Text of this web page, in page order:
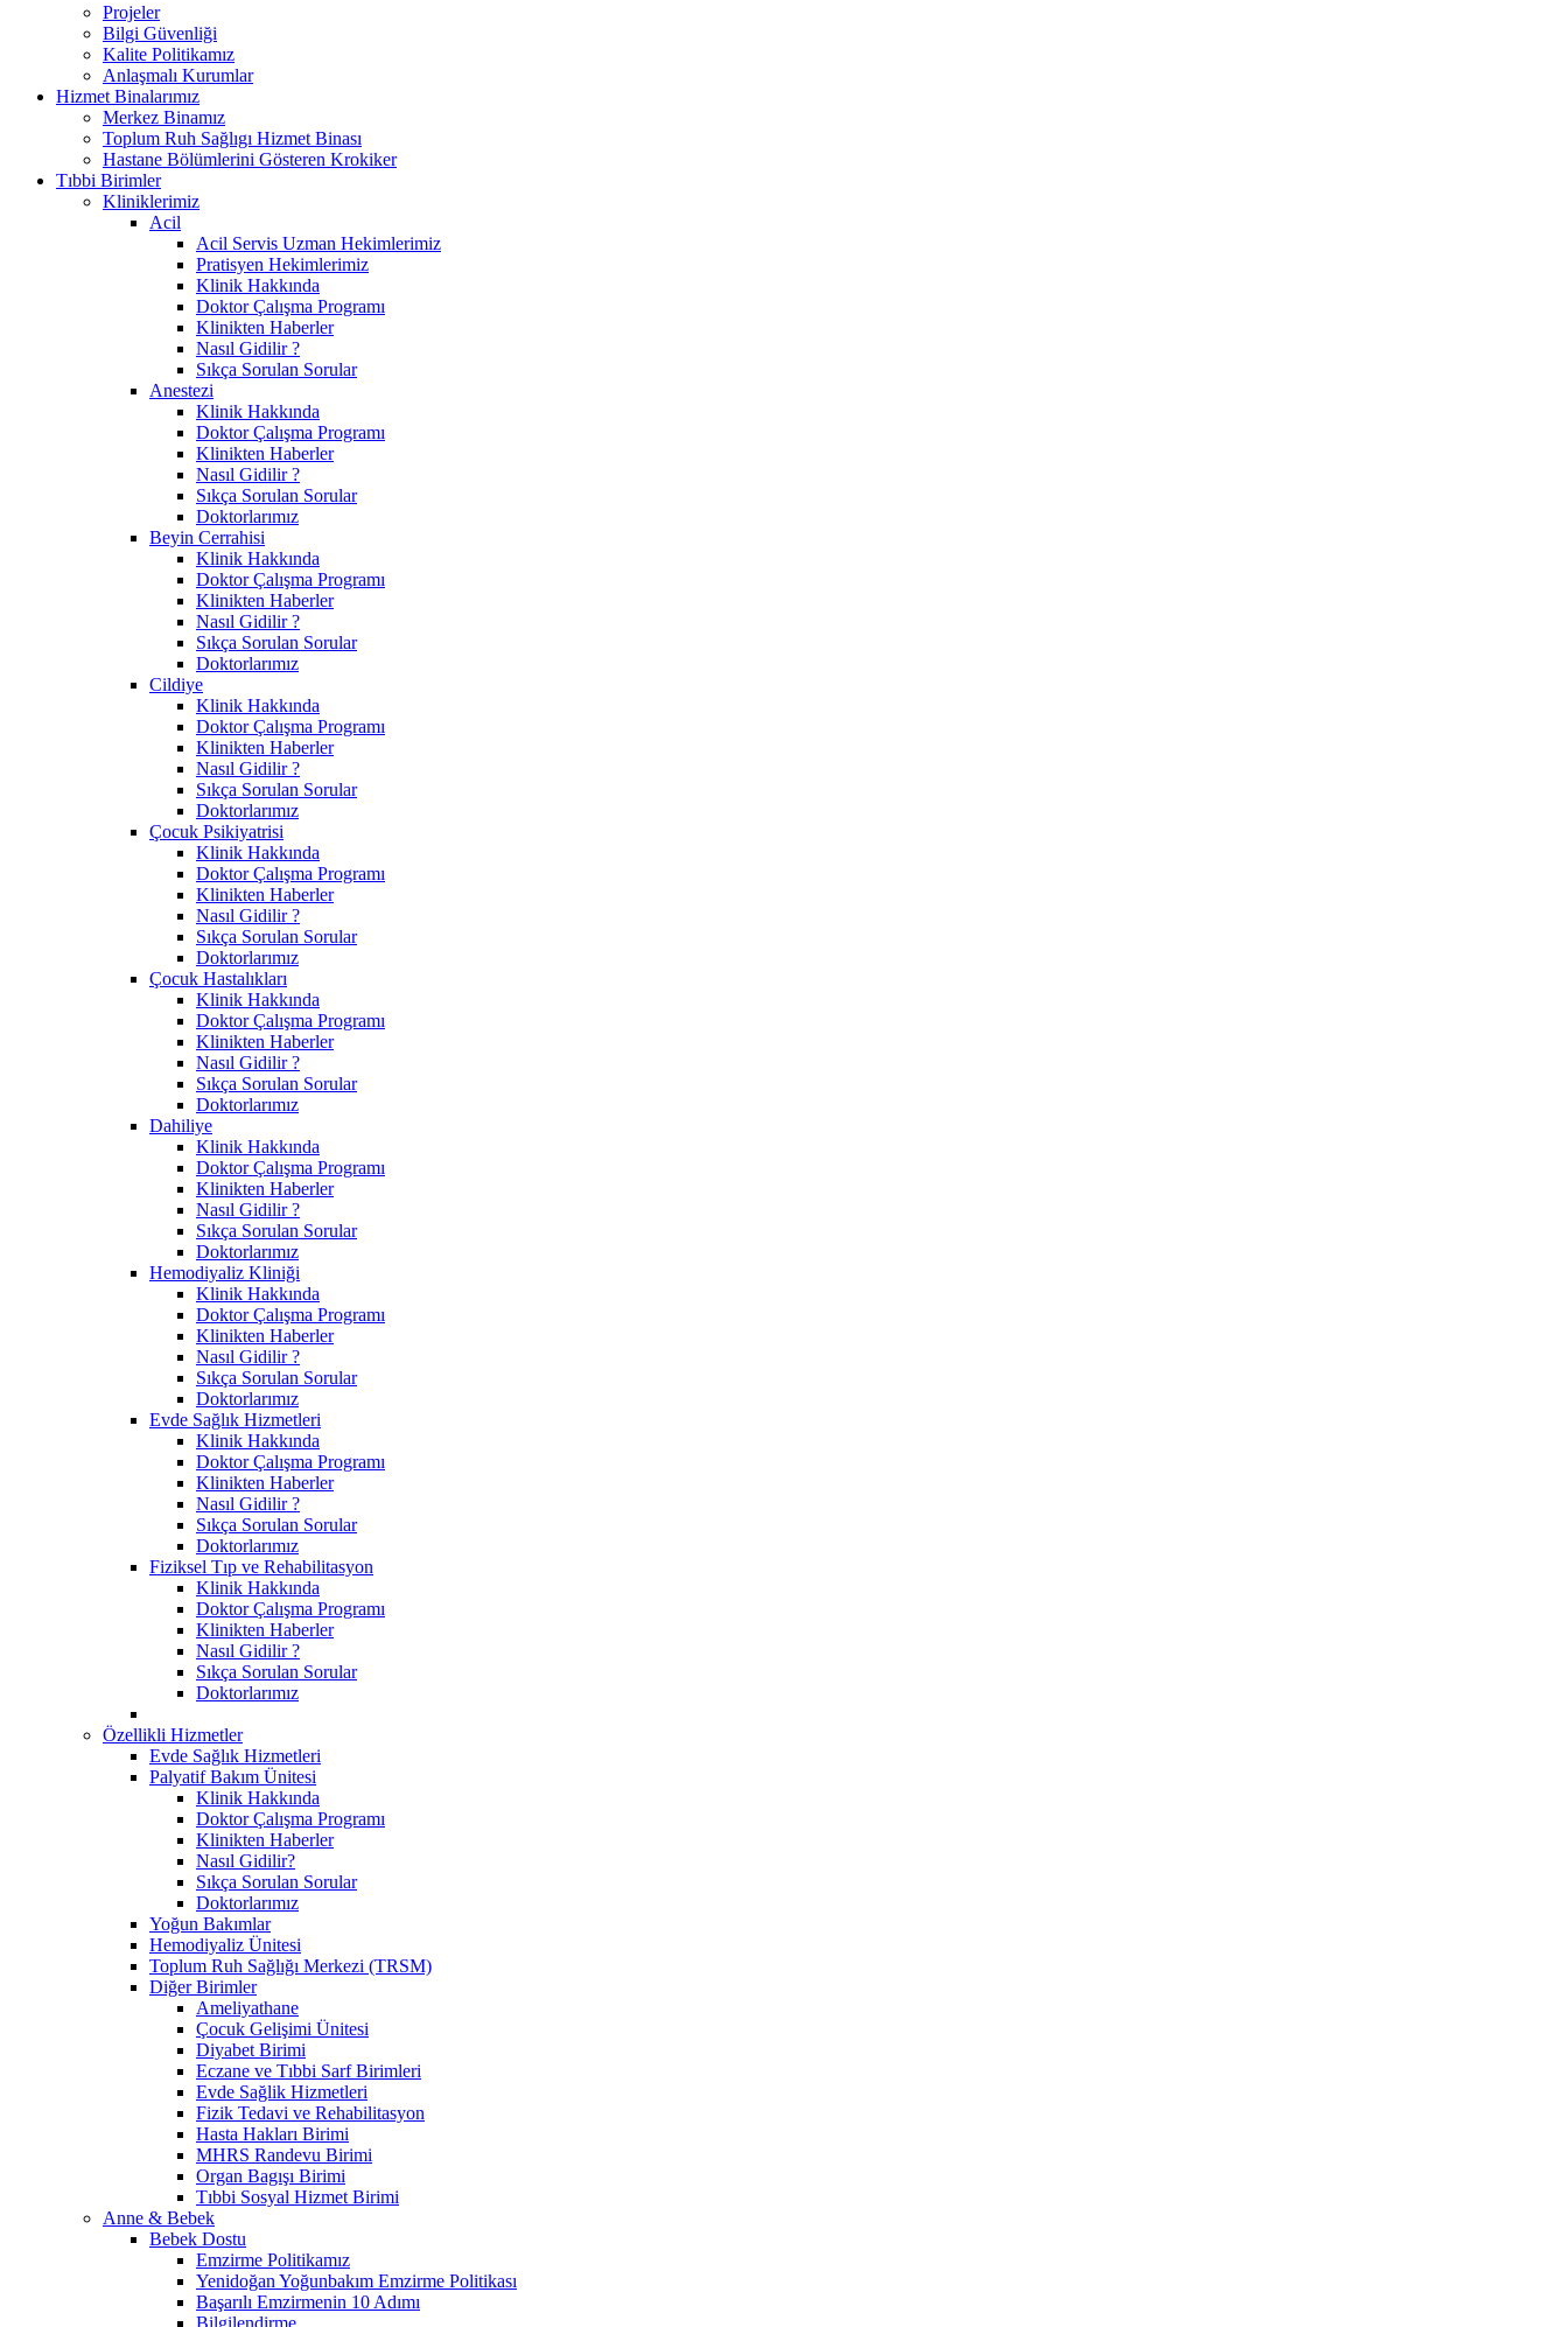
Projeler
Bilgi Güvenliği
Kalite Politikamız
Anlaşmalı Kurumlar
Hizmet Binalarımız
Merkez Binamız
Toplum Ruh Sağlıgı Hizmet Binası
Hastane Bölümlerini Gösteren Krokiker
Tıbbi Birimler
Kliniklerimiz
Acil
Acil Servis Uzman Hekimlerimiz
Pratisyen Hekimlerimiz
Klinik Hakkında
Doktor Çalışma Programı
Klinikten Haberler
Nasıl Gidilir ?
Sıkça Sorulan Sorular
Anestezi
Klinik Hakkında
Doktor Çalışma Programı
Klinikten Haberler
Nasıl Gidilir ?
Sıkça Sorulan Sorular
Doktorlarımız
Beyin Cerrahisi
Klinik Hakkında
Doktor Çalışma Programı
Klinikten Haberler
Nasıl Gidilir ?
Sıkça Sorulan Sorular
Doktorlarımız
Cildiye
Klinik Hakkında
Doktor Çalışma Programı
Klinikten Haberler
Nasıl Gidilir ?
Sıkça Sorulan Sorular
Doktorlarımız
Çocuk Psikiyatrisi
Klinik Hakkında
Doktor Çalışma Programı
Klinikten Haberler
Nasıl Gidilir ?
Sıkça Sorulan Sorular
Doktorlarımız
Çocuk Hastalıkları
Klinik Hakkında
Doktor Çalışma Programı
Klinikten Haberler
Nasıl Gidilir ?
Sıkça Sorulan Sorular
Doktorlarımız
Dahiliye
Klinik Hakkında
Doktor Çalışma Programı
Klinikten Haberler
Nasıl Gidilir ?
Sıkça Sorulan Sorular
Doktorlarımız
Hemodiyaliz Kliniği
Klinik Hakkında
Doktor Çalışma Programı
Klinikten Haberler
Nasıl Gidilir ?
Sıkça Sorulan Sorular
Doktorlarımız
Evde Sağlık Hizmetleri
Klinik Hakkında
Doktor Çalışma Programı
Klinikten Haberler
Nasıl Gidilir ?
Sıkça Sorulan Sorular
Doktorlarımız
Fiziksel Tıp ve Rehabilitasyon
Klinik Hakkında
Doktor Çalışma Programı
Klinikten Haberler
Nasıl Gidilir ?
Sıkça Sorulan Sorular
Doktorlarımız
Özellikli Hizmetler
Evde Sağlık Hizmetleri
Palyatif Bakım Ünitesi
Klinik Hakkında
Doktor Çalışma Programı
Klinikten Haberler
Nasıl Gidilir?
Sıkça Sorulan Sorular
Doktorlarımız
Yoğun Bakımlar
Hemodiyaliz Ünitesi
Toplum Ruh Sağlığı Merkezi (TRSM)
Diğer Birimler
Ameliyathane
Çocuk Gelişimi Ünitesi
Diyabet Birimi
Eczane ve Tıbbi Sarf Birimleri
Evde Sağlik Hizmetleri
Fizik Tedavi ve Rehabilitasyon
Hasta Hakları Birimi
MHRS Randevu Birimi
Organ Bagışı Birimi
Tıbbi Sosyal Hizmet Birimi
Anne & Bebek
Bebek Dostu
Emzirme Politikamız
Yenidoğan Yoğunbakım Emzirme Politikası
Başarılı Emzirmenin 10 Adımı
Bilgilendirme